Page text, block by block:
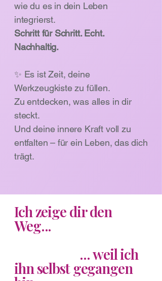
wie du es in dein Leben
integrierst.
Schritt für Schritt. Echt.
Nachhaltig.
✨ Es ist Zeit, deine
Werkzeugkiste zu füllen.
Zu entdecken, was alles in dir
steckt.
Und deine innere Kraft voll zu
entfalten – für ein Leben, das dich
trägt.
Ich zeige dir den
Weg...
... weil ich
ihn selbst gegangen